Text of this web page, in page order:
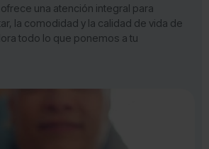
una atención integral para
la comodidad y la calidad de vida de
todo lo que ponemos a tu